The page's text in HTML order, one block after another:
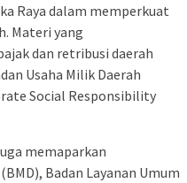
Raya dalam memperkuat
Materi yang
dan retribusi daerah
Usaha Milik Daerah
Social Responsibility
memaparkan
Badan Layanan Umum